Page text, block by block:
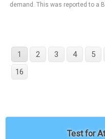
demand. This was reported to a
1 2 3 4 5
16
Test for